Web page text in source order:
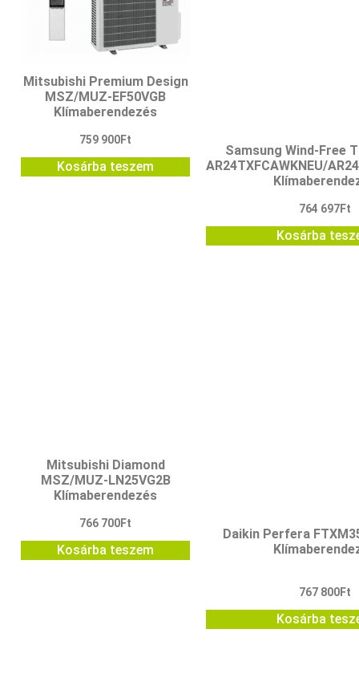
Mitsubishi Premium Design
MSZ/MUZ-EF50VGB
Klímaberendezés
759 900Ft
Kosárba teszem
Samsung Wind-Free
AR24TXFCAWKNEU/
764 697Ft
Kosárba
Mitsubishi Diamond
MSZ/MUZ-LN25VG2B
Klímaberendezés
766 700Ft
Kosárba teszem
Daikin Perfera
767 800Ft
Kosárba